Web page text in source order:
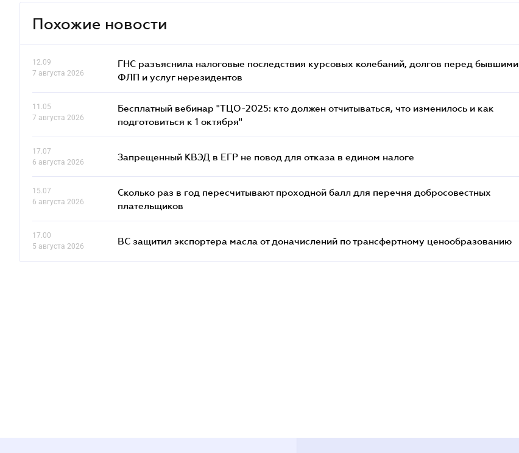
Похожие новости
12.09
7 августа 2026
ГНС разъяснила налоговые последствия курсовых колебаний, долгов перед бывшими
ФЛП и услуг нерезидентов
11.05
7 августа 2026
Бесплатный вебинар "ТЦО-2025: кто должен отчитываться, что изменилось и как
подготовиться к 1 октября"
17.07
6 августа 2026
Запрещенный КВЭД в ЕГР не повод для отказа в едином налоге
15.07
6 августа 2026
Сколько раз в год пересчитывают проходной балл для перечня добросовестных
плательщиков
17.00
5 августа 2026
ВС защитил экспортера масла от доначислений по трансфертному ценообразованию